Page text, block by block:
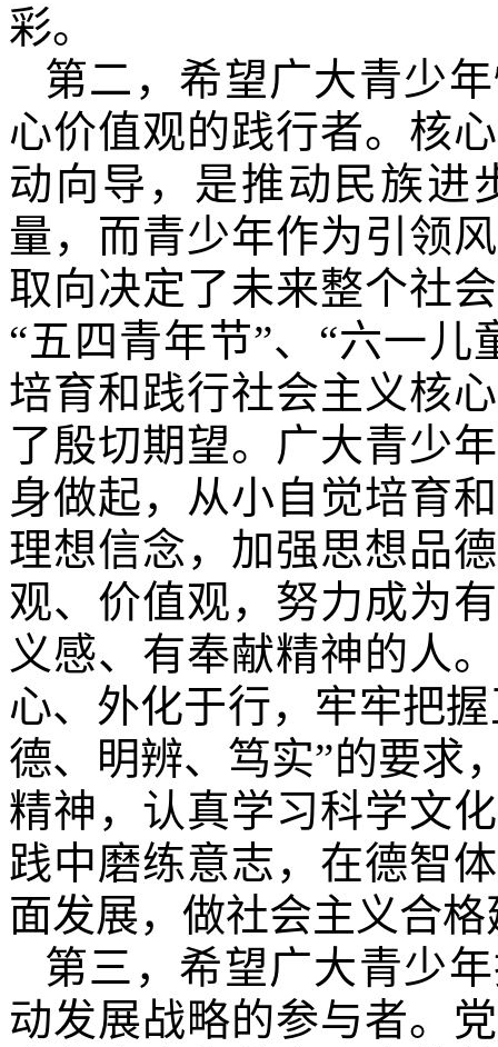
彩。
第二，希望广大青少
心价值观的践行者。核
动向导，是推动民族进
量，而青少年作为引领
取向决定了未来整个社
“五四青年节”、“六一
培育和践行社会主义核
了殷切期望。广大青少
身做起，从小自觉培育
理想信念，加强思想品
观、价值观，努力成为
义感、有奉献精神的人
心、外化于行，牢牢把
德、明辨、笃实”的要求
精神，认真学习科学文
践中磨练意志，在德智
面发展，做社会主义合
第三，希望广大青少
动发展战略的参与者。